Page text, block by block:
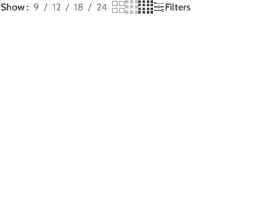
Show 9 12 18 24 Filters